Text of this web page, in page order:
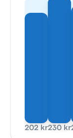
202 kr230 kr